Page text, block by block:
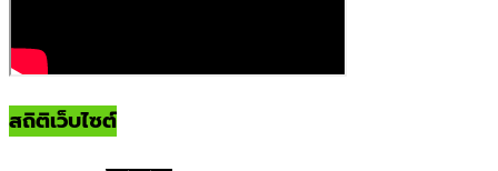
สถิติเว็บไซต์